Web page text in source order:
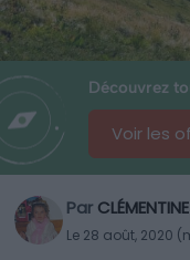
Découvrez
Voir les
Par
Le 28 août, 2020